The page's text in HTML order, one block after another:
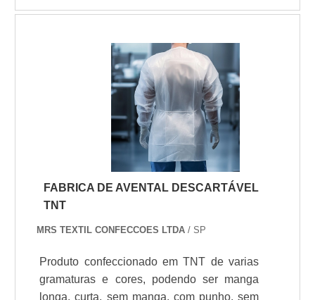
ou outras áreas que valorizam a união entre
FABRICA DE AVENTAL DESCARTÁVEL
TNT
MRS TEXTIL CONFECCOES LTDA / SP
Produto confeccionado em TNT de varias
gramaturas e cores, podendo ser manga
longa, curta, sem manga, com punho, sem